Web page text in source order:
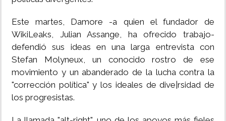
Este martes, Damore -a quien el fundador de
WikiLeaks, Julian Assange, ha ofrecido trabajo-
defendió sus ideas en una larga entrevista con
Stefan Molyneux, un conocido rostro de ese
movimiento y un abanderado de la lucha contra la
"corrección política" y los ideales de dive|rsidad de
los progresistas.